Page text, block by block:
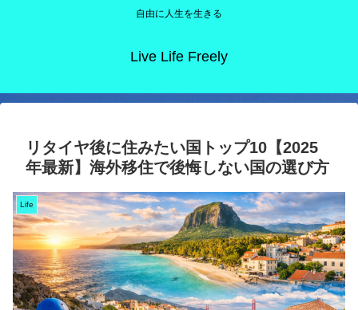
自由に人生を生きる
Live Life Freely
リタイヤ後に住みたい国トップ10【2025
年最新】海外移住で後悔しない国の選び方
Life